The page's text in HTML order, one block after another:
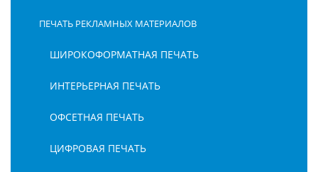
ПЕЧАТЬ РЕКЛАМНЫХ МАТЕРИАЛОВ
ШИРОКОФОРМАТНАЯ ПЕЧАТЬ
ИНТЕРЬЕРНАЯ ПЕЧАТЬ
ОФСЕТНАЯ ПЕЧАТЬ
ЦИФРОВАЯ ПЕЧАТЬ